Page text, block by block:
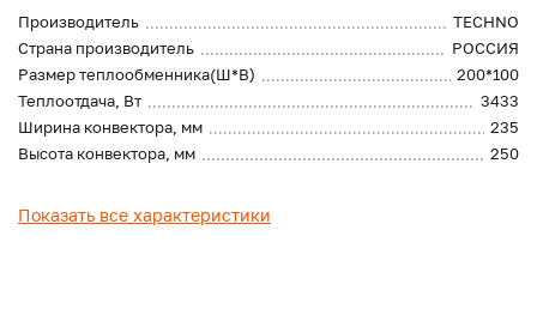
Производитель
TECHNO
Страна производитель
РОССИЯ
Размер теплообменника(Ш*В)
200*100
Теплоотдача, Вт
3433
Ширина конвектора, мм
235
Высота конвектора, мм
250
Показать все характеристики